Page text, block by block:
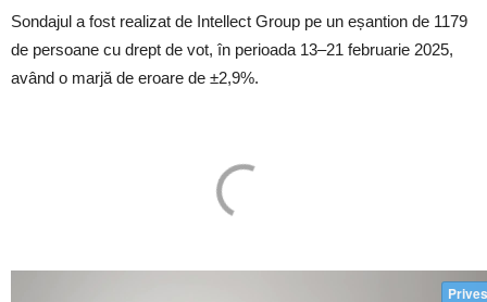
Sondajul a fost realizat de Intellect Group pe un eșantion de 1179
de persoane cu drept de vot, în perioada 13–21 februarie 2025,
având o marjă de eroare de ±2,9%.